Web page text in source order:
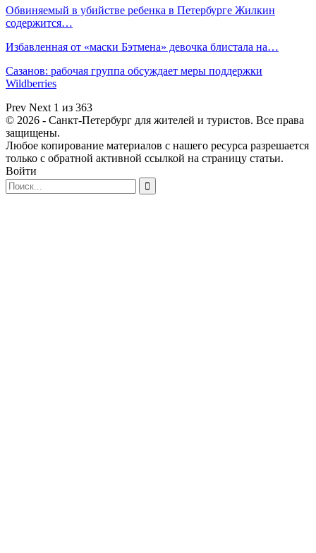
Обвиняемый в убийстве ребенка в Петербурге Жилкин
содержится…
Избавленная от «маски Бэтмена» девочка блистала на…
Сазанов: рабочая группа обсуждает меры поддержки
Wildberries
Prev Next 1 из 363
© 2026 - Санкт-Петербург для жителей и туристов. Все права
защищены.
Любое копирование материалов с нашего ресурса разрешается
только с обратной активной ссылкой на страницу статьи.
Войти